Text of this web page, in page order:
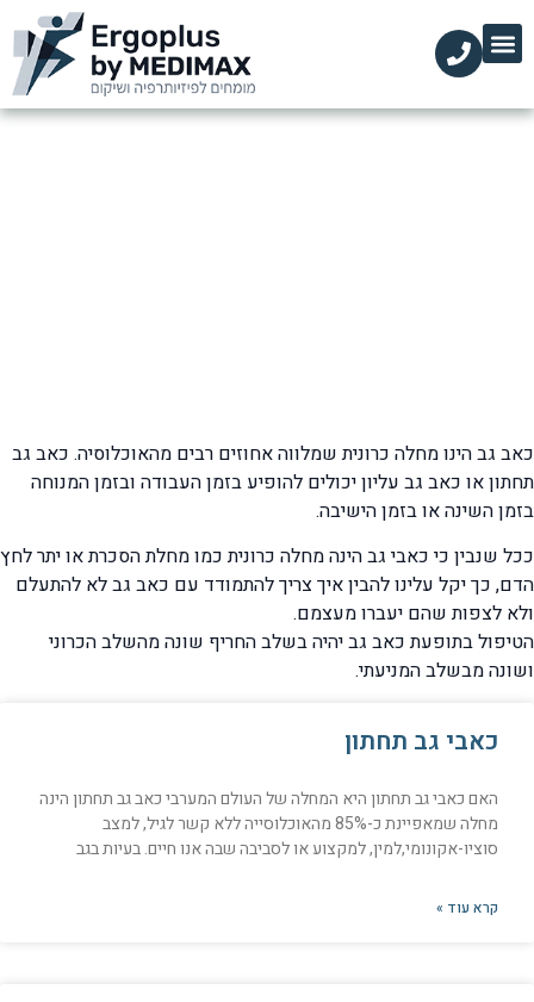
כאב גב הינו מחלה כרונית שמלווה אחוזים רבים מהאוכלוסיה. כאב גב
תחתון או כאב גב עליון יכולים להופיע בזמן העבודה ובזמן המנוחה
בזמן השינה או בזמן הישיבה.
ככל שנבין כי כאבי גב הינה מחלה כרונית כמו מחלת הסכרת או יתר לחץ
הדם, כך יקל עלינו להבין איך צריך להתמודד עם כאב גב לא להתעלם
ולא לצפות שהם יעברו מעצמם.
הטיפול בתופעת כאב גב יהיה בשלב החריף שונה מהשלב הכרוני
ושונה מבשלב המניעתי.
כאבי גב תחתון
האם כאבי גב תחתון היא המחלה של העולם המערבי כאב גב תחתון הינה
מחלה שמאפיינת כ-85% מהאוכלוסייה ללא קשר לגיל, למצב
סוציו-אקונומי,למין, למקצוע או לסביבה שבה אנו חיים. בעיות בגב
קרא עוד »